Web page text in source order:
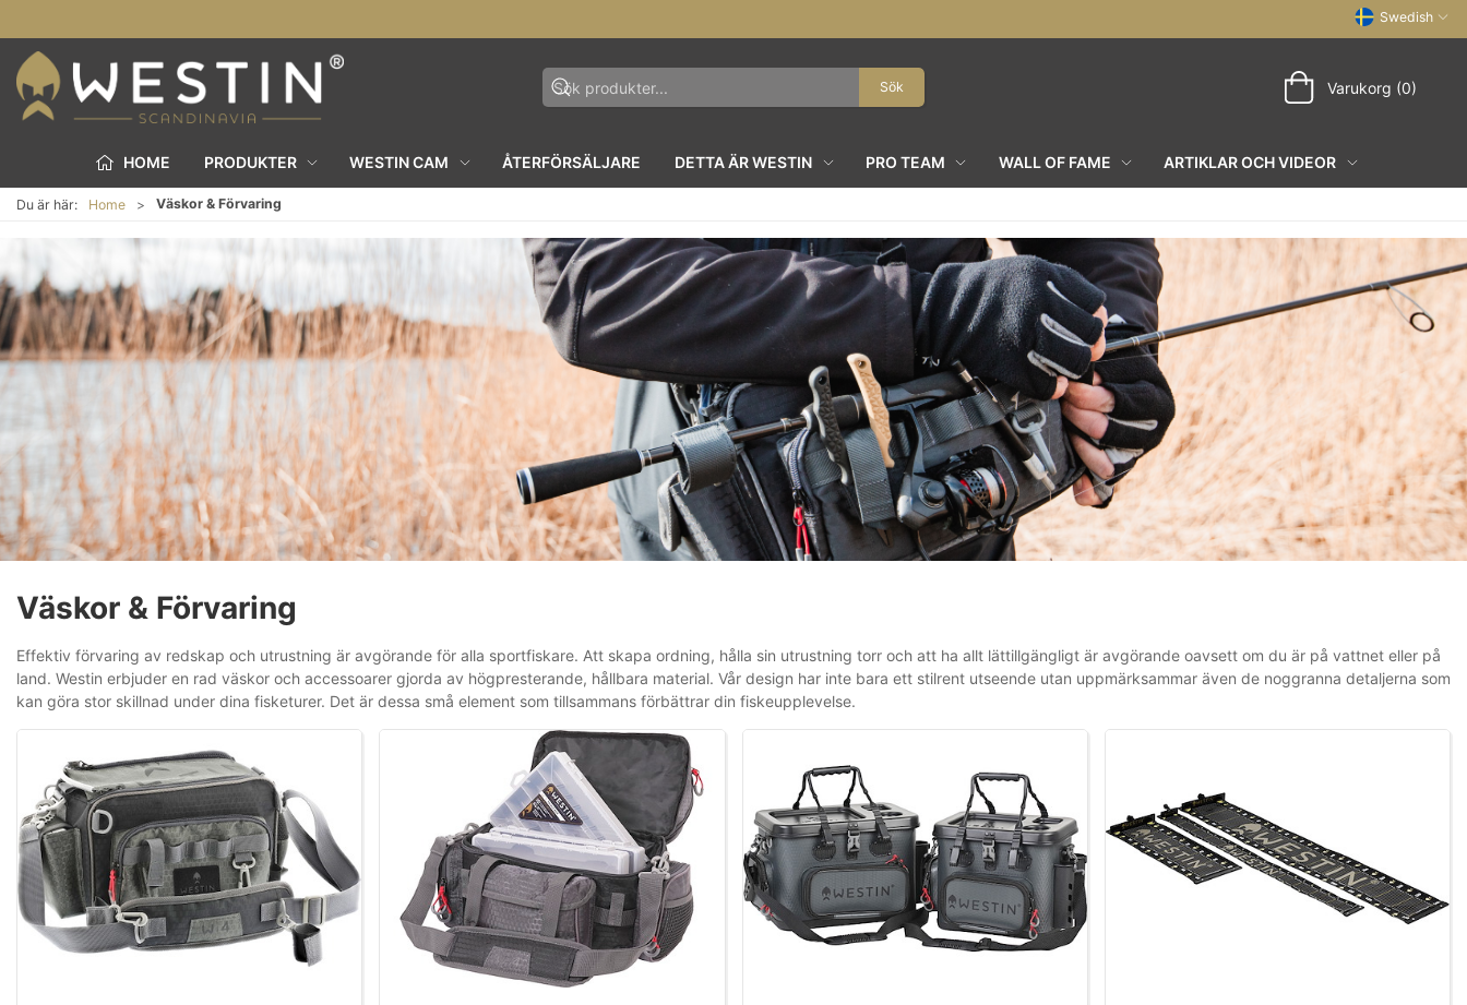
Swedish
Sök Varukorg (0)
HOME PRODUKTER WESTIN CAM ÅTERFÖRSÄLJARE DETTA ÄR WESTIN PRO TEAM WALL OF FAME ARTIKLAR OCH VIDEOR
Du är här: Home Väskor & Förvaring
Väskor & Förvaring
Effektiv förvaring av redskap och utrustning är avgörande för alla sportfiskare. Att skapa ordning, hålla sin utrustning torr och att ha allt lättillgängligt är avgörande oavsett om du är på vattnet eller på
land. Westin erbjuder en rad väskor och accessoarer gjorda av högpresterande, hållbara material. Vår design har inte bara ett stilrent utseende utan uppmärksammar även de noggranna detaljerna som
kan göra stor skillnad under dina fisketurer. Det är dessa små element som tillsammans förbättrar din fiskeupplevelse.